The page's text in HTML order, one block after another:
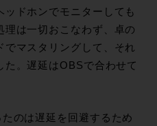
ドホンでモニターしても
理は一切おこなわず、卓の
マスタリングして、それ
た。遅延はOBSで合わせて
のは遅延を回避するため